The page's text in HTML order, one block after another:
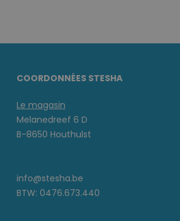
COORDONNÉES STESHA
Le magasin
Melanedreef 6 D
B-8650 Houthulst
info@stesha.be
BTW: 0476.673.440